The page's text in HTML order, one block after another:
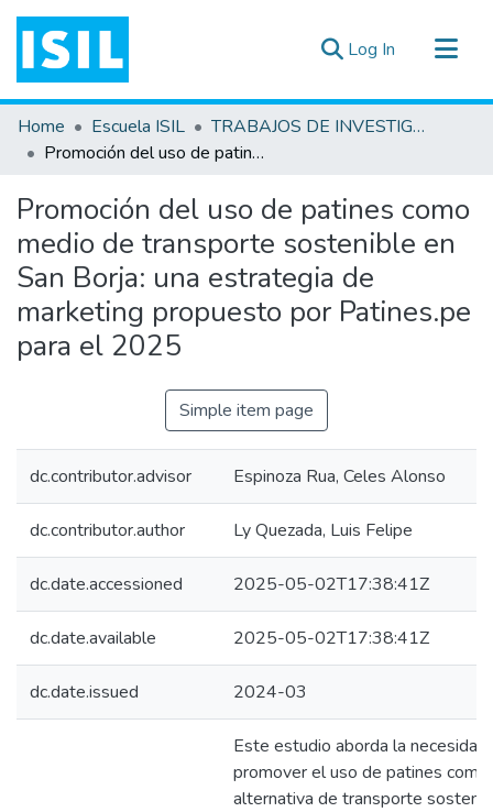
Log In (current)
All of DSpace
Statistics
Documentos ▾
Home Escuela ISIL
TRABAJOS DE INVESTIGACIÓN
Promoción del uso de patines como medio de transporte sostenible en San Borja: una estrategia de marketing propuesto por Patines.pe para el 2025
Promoción del uso de patines como
medio de transporte sostenible en
San Borja: una estrategia de
marketing propuesto por Patines.pe
para el 2025
Simple item page
dc.contributor.advisor Espinoza Rua, Celes Alonso
dc.contributor.author Ly Quezada, Luis Felipe
dc.date.accessioned 2025-05-02T17:38:41Z
dc.date.available 2025-05-02T17:38:41Z
dc.date.issued 2024-03
Este estudio aborda la necesidad
promover el uso de patines como
alternativa de transporte